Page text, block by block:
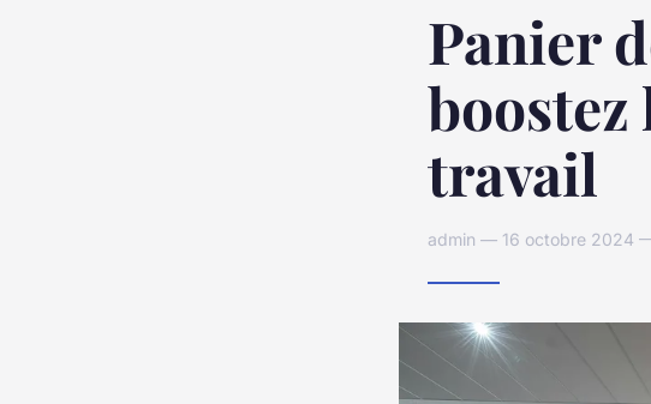
Panier
travail
admin — 16 octobre 2024